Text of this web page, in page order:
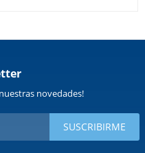
novedades!
SUSCRIBIRME